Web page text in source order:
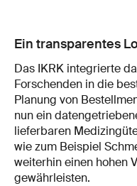
Ein transparentes
Das IKRK integrierte
Forschenden in die
Planung von
nun ein
lieferbaren
wie zum Beispiel
weiterhin einen hohen
gewährleisten.